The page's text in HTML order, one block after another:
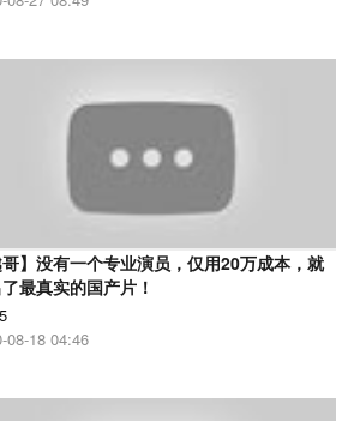
哥】没有一个专业演员，仅用20万成本，就
最真实的国产片！
08-18 04:46